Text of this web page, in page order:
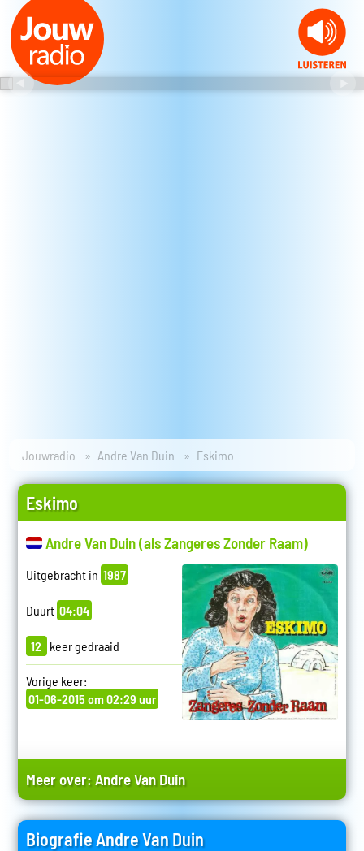
Jouwradio Andre Van Duin Eskimo
Eskimo
Andre Van Duin (als Zangeres Zonder Raam)
Uitgebracht in 1987
Duurt 04:04
12 keer gedraaid
Vorige keer:
01-06-2015 om 02:29 uur
Meer over:Andre Van Duin
Biografie Andre Van Duin